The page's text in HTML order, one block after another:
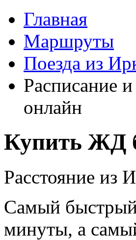
Главная
Маршруты
Поезда из
Расписание
онлайн
Купить ЖД
Расстояние из
Самый быстрый
минуты, а